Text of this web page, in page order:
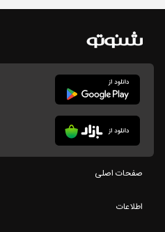
صفحات اصلی
اطلاعات